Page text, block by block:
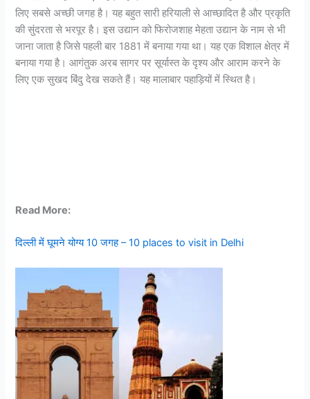
लिए सबसे अच्छी जगह है। यह बहुत सारी हरियाली से आच्छादित है और प्रकृति
की सुंदरता से भरपूर है। इस उद्यान को फिरोजशाह मेहता उद्यान के नाम से भी
जाना जाता है जिसे पहली बार 1881 में बनाया गया था। यह एक विशाल क्षेत्र में
बनाया गया है। आगंतुक अरब सागर पर सूर्यास्त के दृश्य और आराम करने के
लिए एक सुखद बिंदु देख सकते हैं। यह मालाबार पहाड़ियों में स्थित है।
Read More:
दिल्ली में घूमने योग्य 10 जगह – 10 places to visit in Delhi